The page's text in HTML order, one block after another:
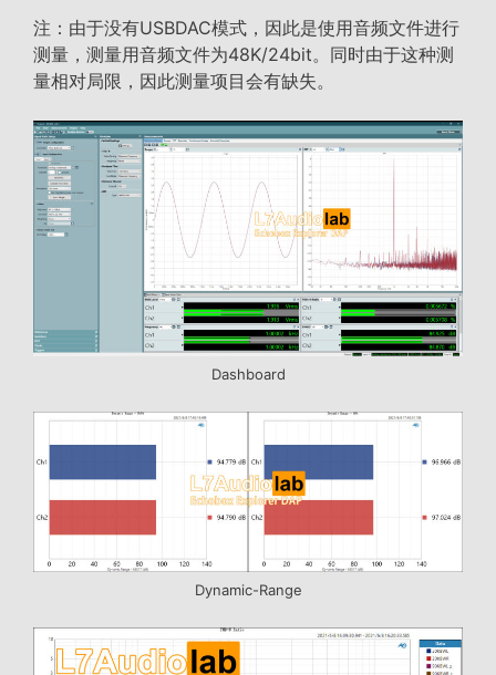
注：由于没有USBDAC模式，因此是使用音频文件进行
测量，测量用音频文件为48K/24bit。同时由于这种测
量相对局限，因此测量项目会有缺失。
Dashboard
Dynamic-Range